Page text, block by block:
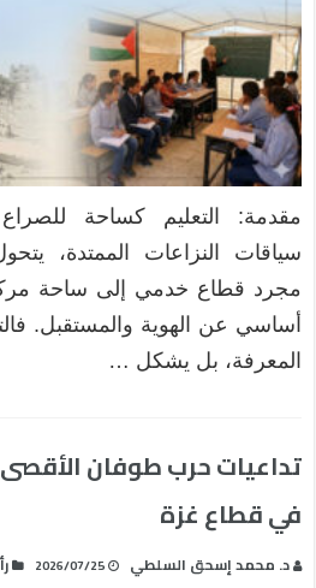
مقدمة: التعليم كساحة
سياقات النزاعات الممتدة،
مجرد قطاع خدمي إلى ساحة
أساسي عن الهوية والمستقبل.
المعرفة، بل يشكل …
تداعيات حرب طوفان الأقصى
في قطاع غزة
د. محمد إسحق السلطي 2026/07/25